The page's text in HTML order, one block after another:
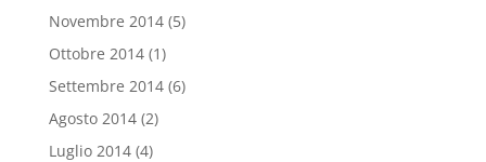
Novembre 2014(5)
Ottobre 2014(1)
Settembre 2014(6)
Agosto 2014(2)
Luglio 2014(4)